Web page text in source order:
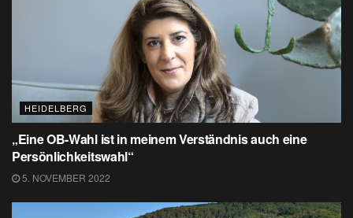
HEIDELBERG
„Eine OB-Wahl ist in meinem Verständnis auch eine
Persönlichkeitswahl“
5. NOVEMBER 2022